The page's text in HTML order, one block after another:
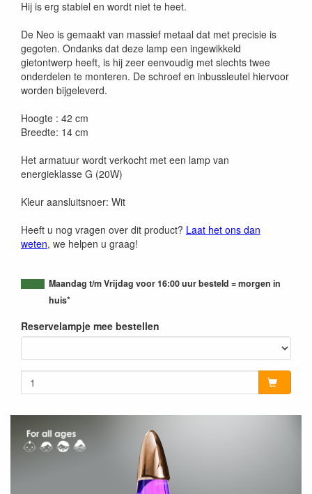
Hij is erg stabiel en wordt niet te heet.
De Neo is gemaakt van massief metaal dat met precisie is
gegoten. Ondanks dat deze lamp een ingewikkeld
gietontwerp heeft, is hij zeer eenvoudig met slechts twee
onderdelen te monteren. De schroef en inbussleutel hiervoor
worden bijgeleverd.
Hoogte : 42 cm
Breedte: 14 cm
Het armatuur wordt verkocht met een lamp van
energieklasse G (20W)
Kleur aansluitsnoer: Wit
Heeft u nog vragen over dit product? Laat het ons dan
weten, we helpen u graag!
Maandag t/m Vrijdag voor 16:00 uur besteld = morgen in
huis*
Reservelampje mee bestellen